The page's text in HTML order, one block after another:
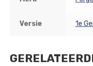
Versie 1e